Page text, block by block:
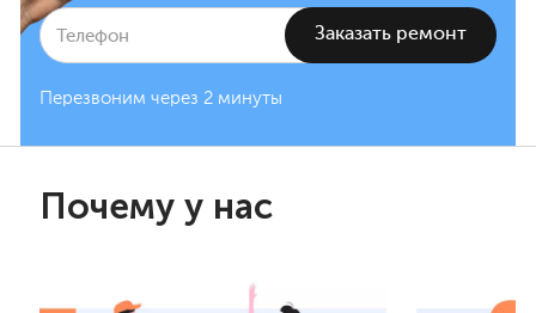
Перезвоним через 2 минуты
Почему у нас